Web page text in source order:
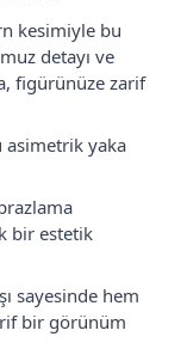
kesimiyle bu
detayı ve
figürünüze zarif
asimetrik yaka
bir estetik
sayesinde hem
bir görünüm